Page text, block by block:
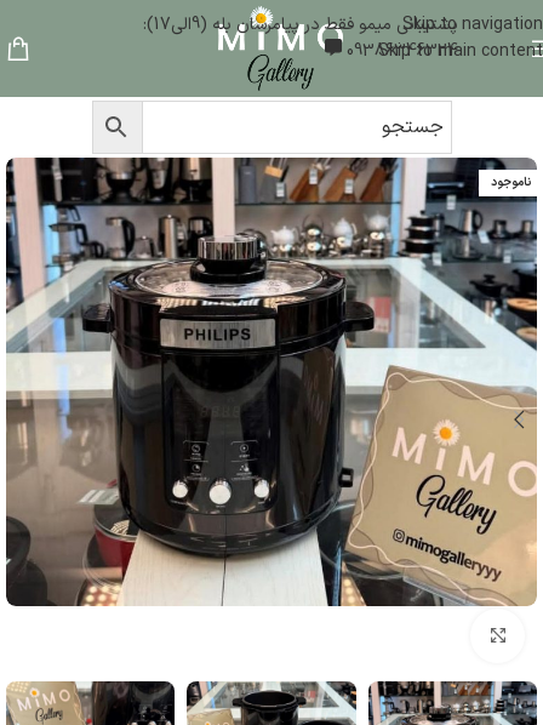
Skip to navigation
Skip to main content
پشتیبانی میمو فقط در پیامرسان بله (9الی17):
09386346324
ناموجود